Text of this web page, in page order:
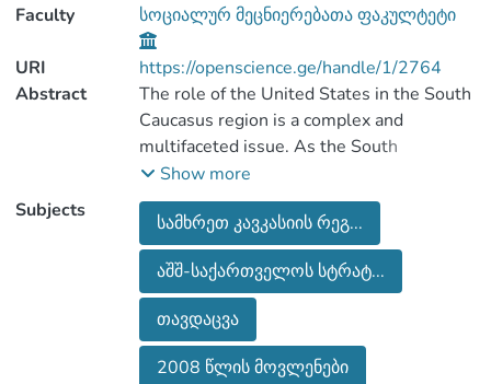
Faculty სოციალურ მეცნიერებათა ფაკულტეტი
URI
https://openscience.ge/handle/1/2764
Abstract
The role of the United States in the South
Caucasus region is a complex and
multifaceted issue. As the South
Caucasus was considered as part of the
USSR it was not perceived as separate
region until the breakup of the Soviet
Union which influenced and shaped the
US policy vis-à-vis three South Caucasus
nations.
After the collapse of the USSR, global
Show more
Subjects
სამხრეთ კავკასიის რეგ...
აშშ-საქართველოს სტრატ...
თავდაცვა
2008 წლის მოვლენები